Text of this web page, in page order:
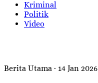
Kriminal
Politik
Video
Berita Utama · 14 Jan 2026